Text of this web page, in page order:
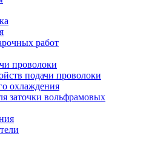
работ
проволоки
подачи проволоки
охлаждения
заточки вольфрамовых